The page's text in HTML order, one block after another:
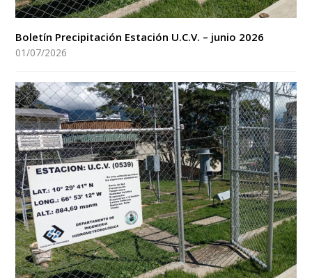
Boletín Precipitación Estación U.C.V. – junio 2026
01/07/2026